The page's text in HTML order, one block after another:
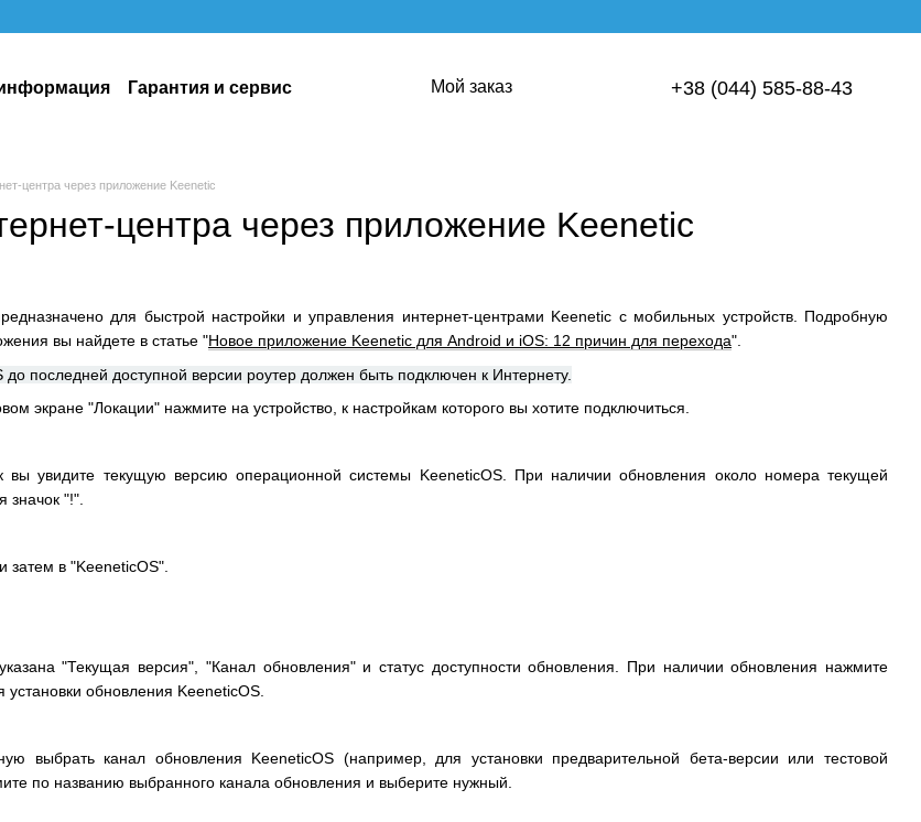
Гарантия и сервис
Мой заказ +38 (044) 585-88-43
центра через приложение Keenetic
центра через приложение Keenetic
для быстрой настройки и управления интернет-центрами Keenetic с мобильных устройств. Подробную
вы найдете в статье "Новое приложение Keenetic для Android и iOS: 12 причин для перехода".
последней доступной версии роутер должен быть подключен к Интернету.
экране "Локации" нажмите на устройство, к настройкам которого вы хотите подключиться.
вы увидите текущую версию операционной системы KeeneticOS. При наличии обновления около номера текущей
значок "!".
в "KeeneticOS".
"Текущая версия", "Канал обновления" и статус доступности обновления. При наличии обновления нажмите
обновления KeeneticOS.
выбрать канал обновления KeeneticOS (например, для установки предварительной бета-версии или тестовой
по названию выбранного канала обновления и выберите нужный.